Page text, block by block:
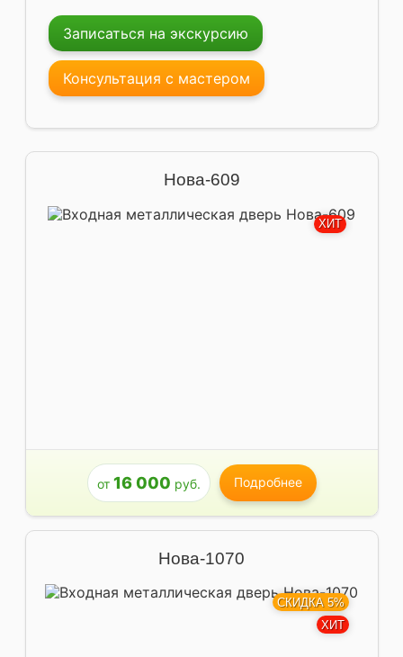
Записаться на экскурсию
Консультация с мастером
Нова-609
ХИТ
от 16 000 руб. Подробнее
Нова-1070
СКИДКА 5%
ХИТ